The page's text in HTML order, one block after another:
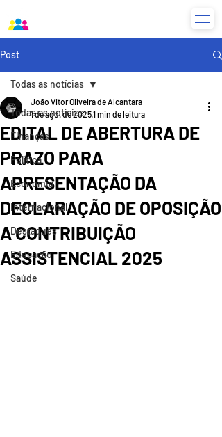
Post
Todas as notícias
Finanças
Política
Economia
Internacional
Destaques
Educação
Saúde
Todas as notícias
EDITAL DE ABERTURA DE
PRAZO PARA
APRESENTAÇÃO DA
DECLARAÇÃO DE OPOSIÇÃO
A CONTRIBUIÇÃO
ASSISTENCIAL 2025
João Vitor Oliveira de Alcantara
1 de ago. de 20251 min de leitura